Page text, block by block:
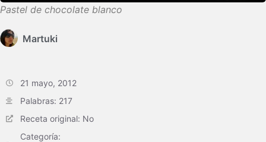
Pastel de chocolate blanco
Martuki
21 mayo, 2012
Palabras: 217
Receta original: No
Categoría: